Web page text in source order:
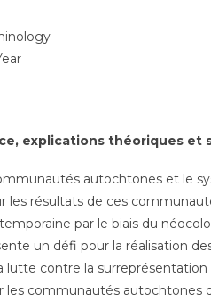
explications théoriques et
autochtones et le
les résultats de ces
par le biais du
un défi pour la réalisation
lutte contre la
les communautés autochtones